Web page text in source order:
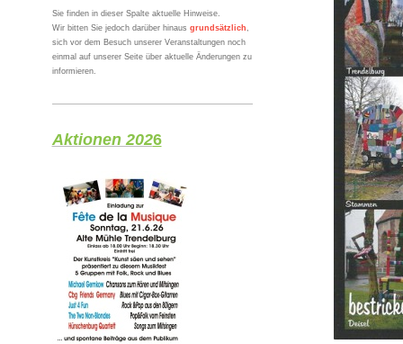
Sie finden in dieser Spalte aktuelle Hinweise.
Wir bitten Sie jedoch darüber hinaus grundsätzlich
sich vor dem Besuch unserer Veranstaltungen noch
einmal auf unserer Seite über aktuelle Änderungen zu
informieren.
Aktionen 2026